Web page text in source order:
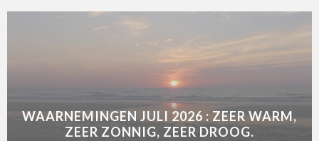
WAARNEMINGEN JULI 2026 : ZEER WARM,
ZEER ZONNIG, ZEER DROOG.